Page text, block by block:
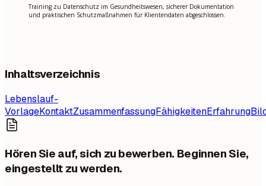
Training zu Datenschutz im Gesundheitswesen, sicherer Dokumentation
und praktischen Schutzmaßnahmen für Klientendaten abgeschlossen.
Inhaltsverzeichnis
Lebenslauf-
VorlageKontaktZusammenfassungFähigkeitenErfahrung
Hören Sie auf, sich zu bewerben. Beginnen Sie,
eingestellt zu werden.